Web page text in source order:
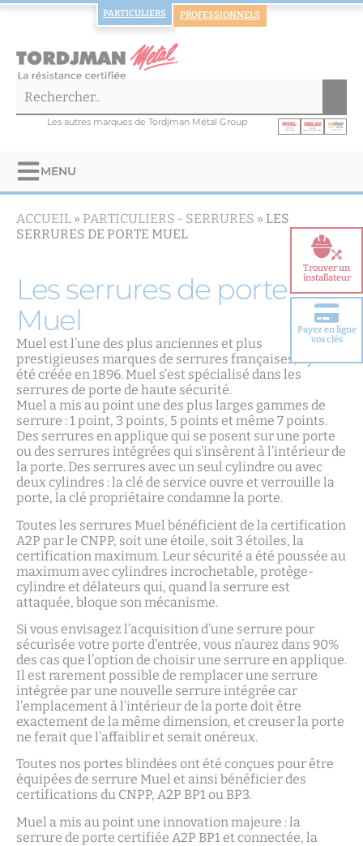
PARTICULIERS PROFESSIONNELS
Les autres marques de Tordjman Métal Group
MENU
Trouver un
installateur
Choisir votre
Payez en ligne
vos clés
ACCUEIL » PARTICULIERS - SERRURES » LES
SERRURES DE PORTE MUEL
Les serrures de porte
Muel
Muel est l’une des plus anciennes et plus
prestigieuses marques de serrures françaises, ayant
été créée en 1896. Muel s’est spécialisé dans les
serrures de porte de haute sécurité.
Muel a mis au point une des plus larges gammes de
serrure : 1 point, 3 points, 5 points et même 7 points.
Des serrures en applique qui se posent sur une porte
ou des serrures intégrées qui s’insèrent à l’intérieur de
la porte. Des serrures avec un seul cylindre ou avec
deux cylindres : la clé de service ouvre et verrouille la
porte, la clé propriétaire condamne la porte.
Toutes les serrures Muel bénéficient de la certification
A2P par le CNPP, soit une étoile, soit 3 étoiles, la
certification maximum. Leur sécurité a été poussée au
maximum avec cylindres incrochetable, protège-
cylindre et délateurs qui, quand la serrure est
attaquée, bloque son mécanisme.
Si vous envisagez l’acquisition d’une serrure pour
sécurisée votre porte d’entrée, vous n’aurez dans 90%
des cas que l’option de choisir une serrure en applique.
Il est rarement possible de remplacer une serrure
intégrée par une nouvelle serrure intégrée car
l’emplacement à l’intérieur de la porte doit être
exactement de la même dimension, et creuser la porte
ne ferait que l’affaiblir et serait onéreux.
Toutes nos portes blindées ont été conçues pour être
équipées de serrure Muel et ainsi bénéficier des
certifications du CNPP, A2P BP1 ou BP3.
Muel a mis au point une innovation majeure : la
serrure de porte certifiée A2P BP1 et connectée, la